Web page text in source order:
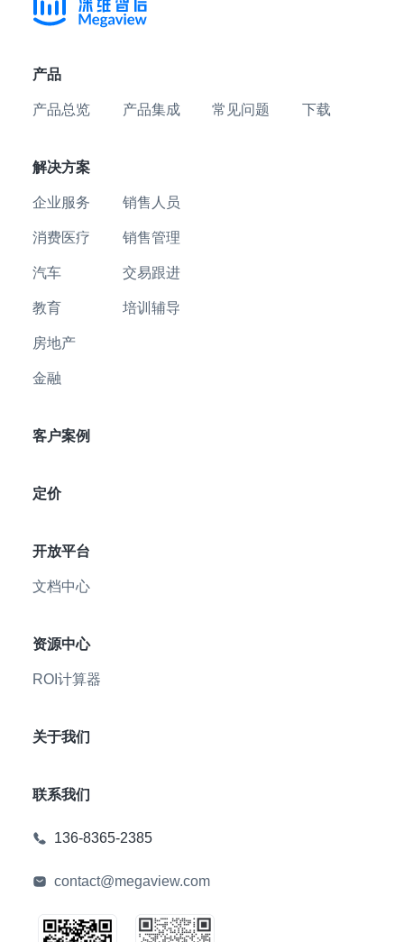
产品
产品总览 产品集成 常见问题 下载
解决方案
企业服务
消费医疗
汽车
教育
房地产
金融
销售人员
销售管理
交易跟进
培训辅导
客户案例
定价
开放平台
文档中心
资源中心
ROI计算器
关于我们
联系我们
136-8365-2385
contact@megaview.com